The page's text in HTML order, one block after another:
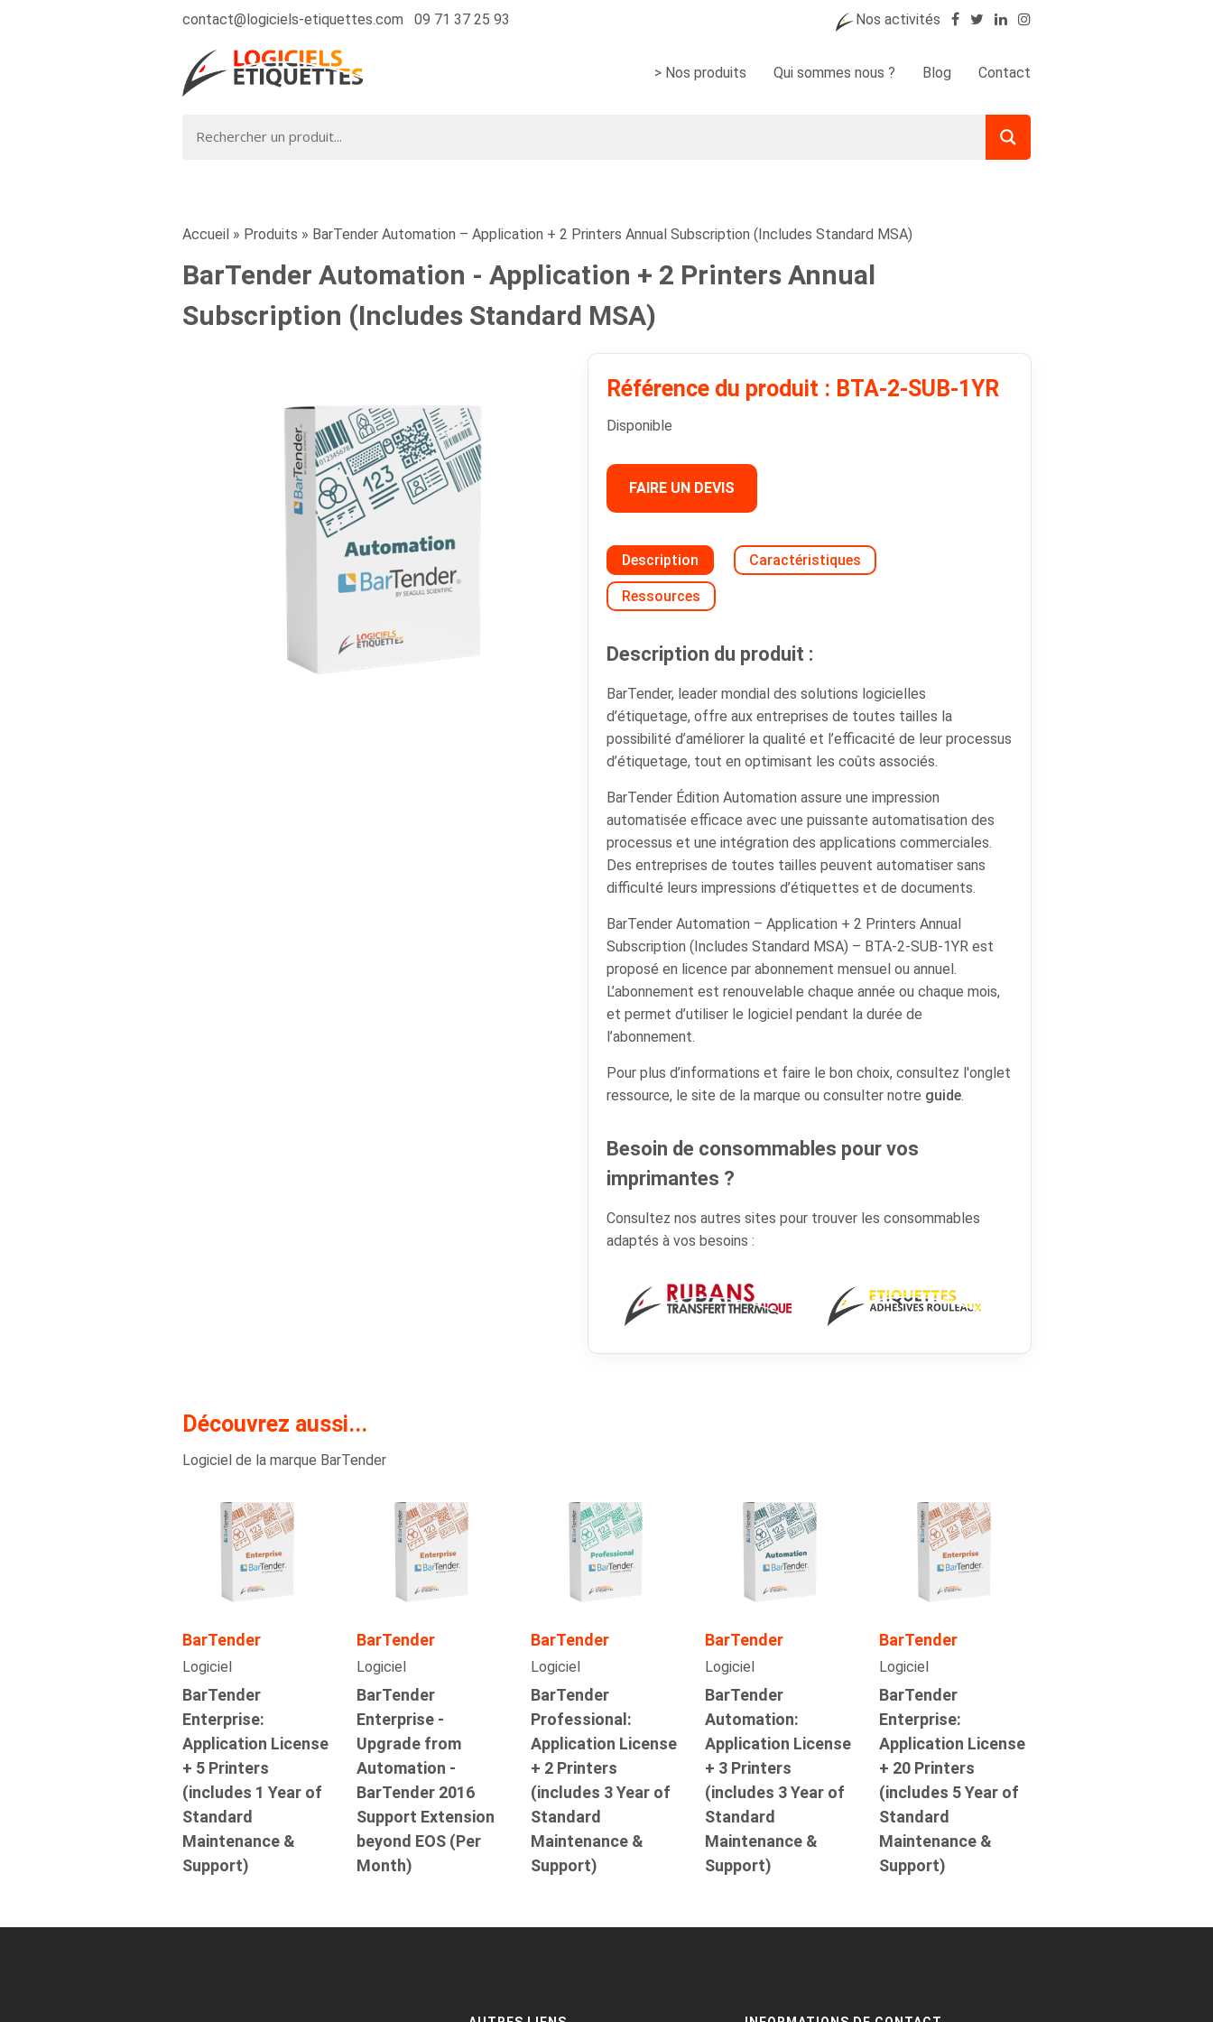
contact@logiciels-etiquettes.com 09 71 37 25 93 Nos activités
> Nos produits Qui sommes nous ? Blog Contact
Accueil » Produits » BarTender Automation – Application + 2 Printers Annual Subscription (Includes Standard MSA)
BarTender Automation - Application + 2 Printers Annual
Subscription (Includes Standard MSA)
Référence du produit : BTA-2-SUB-1YR
Disponible
FAIRE UN DEVIS
Description Caractéristiques
Ressources
Description du produit :
BarTender, leader mondial des solutions logicielles
d’étiquetage, offre aux entreprises de toutes tailles la
possibilité d’améliorer la qualité et l’efficacité de leur processus
d’étiquetage, tout en optimisant les coûts associés.
BarTender Édition Automation assure une impression
automatisée efficace avec une puissante automatisation des
processus et une intégration des applications commerciales.
Des entreprises de toutes tailles peuvent automatiser sans
difficulté leurs impressions d’étiquettes et de documents.
BarTender Automation – Application + 2 Printers Annual
Subscription (Includes Standard MSA) – BTA-2-SUB-1YR est
proposé en licence par abonnement mensuel ou annuel.
L’abonnement est renouvelable chaque année ou chaque mois,
et permet d’utiliser le logiciel pendant la durée de
l’abonnement.
Pour plus d’informations et faire le bon choix, consultez l'onglet
ressource, le site de la marque ou consulter notre guide.
Besoin de consommables pour vos
imprimantes ?
Consultez nos autres sites pour trouver les consommables
adaptés à vos besoins :
Découvrez aussi...
Logiciel de la marque BarTender
BarTender
Logiciel
BarTender
Enterprise:
Application License
+ 5 Printers
(includes 1 Year of
Standard
Maintenance &
Support)
BarTender
Logiciel
BarTender
Enterprise -
Upgrade from
Automation -
BarTender 2016
Support Extension
beyond EOS (Per
Month)
BarTender
Logiciel
BarTender
Professional:
Application License
+ 2 Printers
(includes 3 Year of
Standard
Maintenance &
Support)
BarTender
Logiciel
BarTender
Automation:
Application License
+ 3 Printers
(includes 3 Year of
Standard
Maintenance &
Support)
BarTender
Logiciel
BarTender
Enterprise:
Application License
+ 20 Printers
(includes 5 Year of
Standard
Maintenance &
Support)